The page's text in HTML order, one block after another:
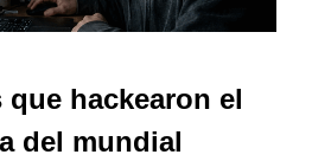
que hackearon el
del mundial